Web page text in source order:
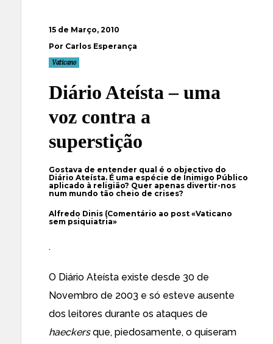
15 de Março, 2010
Por Carlos Esperança
Vaticano
Diário Ateísta – uma
voz contra a
superstição
Gostava de entender qual é o objectivo do
Diário Ateísta. É uma espécie de Inimigo Público
aplicado à religião? Quer apenas divertir-nos
num mundo tão cheio de crises?
Alfredo Dinis (Comentário ao post «Vaticano
sem psiquiatria»
.
O Diário Ateísta existe desde 30 de
Novembro de 2003 e só esteve ausente
dos leitores durante os ataques de
haeckersque, piedosamente, o quiseram